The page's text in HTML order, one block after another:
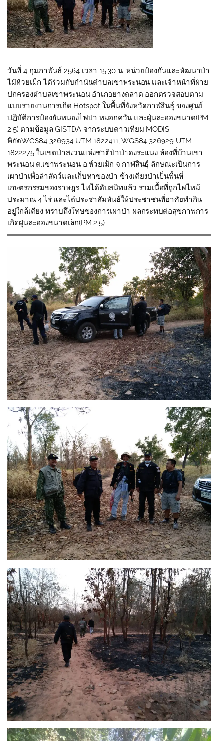
วันที่ 4 กุมภาพันธ์ 2564 เวลา 15.30 น. หน่วยป้องกันและพัฒนาป่า
ไม้ห้วยเม็ก ได้ร่วมกับกำนันตำบลเขาพระนอน เเละเจ้าหน้าที่ฝ่าย
ปกครองตำบลเขาพระนอน อำเภอยางตลาด ออกตรวจสอบตาม
แบบรายงานการเกิด Hotspot ในพื้นที่จังหวัดกาฬสินธุ์ ของศูนย์
ปฏิบัติการป้องกันหนองไฟป่า หมอกควัน และฝุ่นละอองขนาด(PM
2.5) ตามข้อมูล GISTDA จากระบบดาวเทียม MODIS
พิกัดWGS84 326934 UTM 1822411, WGS84 326929 UTM
1822275 ในเขตป่าสงวนแห่งชาติป่าป่าดงระแนง ท้องที่บ้านเขา
พระนอน ต.เขาพระนอน อ.ห้วยเม็ก จ.กาฬสินธุ์ ลักษณะเป็นการ
เผาป่าเพื่อล่าสัตว์และเก็บหาของป่า ข้างเคียงป่าเป็นพื้นที่
เกษตรกรรมของราษฎร ไฟได้ดับสนิทแล้ว รวมเนื้อที่ถูกไฟไหม้
ประมาณ 4 ไร่ และได้ประชาสัมพันธ์ให้ประชาชนที่อาศัยทำกิน
อยู่ใกล้เคียง ทราบถึงโทษของการเผาป่า ผลกระทบต่อสุขภาพการ
เกิดฝุ่นละอองขนาดเล็ก(PM 2.5)